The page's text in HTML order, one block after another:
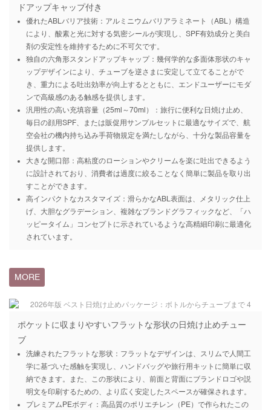
ドアップキャップ付き
優れたABLバリア技術：アルミニウムバリアラミネート（ABL）構造
により、酸素と光に対する気密シールが実現し、SPF有効成分と美白
剤の安定性を維持するために不可欠です。
独自の六角形スタンドアップキャップ：幾何学的な多面体形状のキャ
ップデザインにより、チューブを逆さまに安定して立てることがで
き、重力による吐出効率が向上するとともに、エンドユーザーにモダ
ンで高級感のある触感を提供します。
汎用性の高い充填容量（25ml～70ml）：旅行に便利な日焼け止め、
毎日の顔用SPF、または販促用サンプルセットに最適なサイズで、航
空会社の機内持ち込み手荷物規定を満たしながら、十分な製品容量を
提供します。
大きな開口部：高粘度のローションやクリームを楽に吐出できるよう
に設計されており、消費者は過度に絞ることなく簡単に製品を取り出
すことができます。
高インパクトなカスタマイズ：滑らかなABL表面は、メタリック仕上
げ、大胆なグラデーション、複雑なブランドグラフィックなど、「ハ
ッピータイム」コンセプトに示されているような高精細印刷に最適化
されています。
MORE
ポケットに収まりやすいフラットな形状の日焼け止めチュー
ブ
洗練されたフラットな形状：フラットなデザインは、スリムで人間工
学に基づいた感触を実現し、ハンドバッグや旅行用キットに簡単に収
納できます。また、この形状により、前面と背面にブランドロゴや説
明文を印刷するための、より広く安定したスペースが確保されます。
プレミアムPEボディ：高品質のポリエチレン（PE）で作られたこの